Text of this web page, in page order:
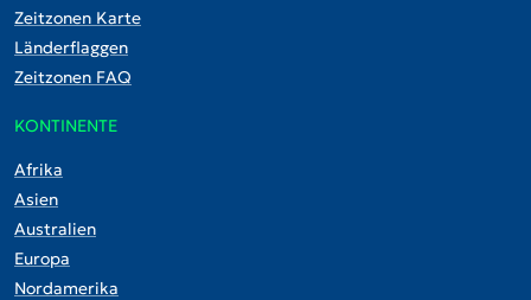
Zeitzonen Karte
Länderflaggen
Zeitzonen FAQ
KONTINENTE
Afrika
Asien
Australien
Europa
Nordamerika